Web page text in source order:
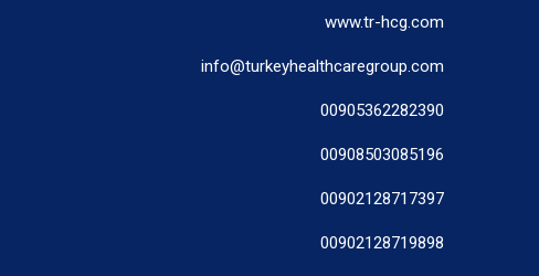
www.tr-hcg.com
info@turkeyhealthcaregroup.com
00905362282390
00908503085196
00902128717397
00902128719898